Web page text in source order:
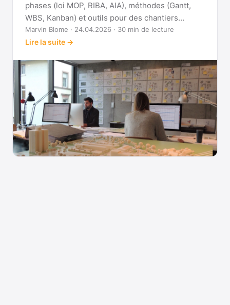
phases (loi MOP, RIBA, AIA), méthodes (Gantt,
WBS, Kanban) et outils pour des chantiers
réellement pilotables.
Marvin Blome · 24.04.2026 · 30 min de lecture
Lire la suite →